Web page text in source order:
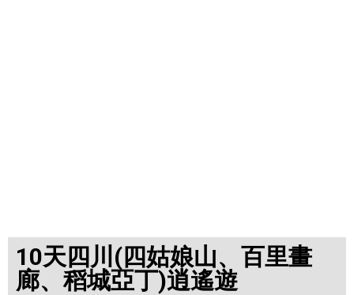
10天四川(四姑娘山、百里畫
廊、稻城亞丁)逍遙遊